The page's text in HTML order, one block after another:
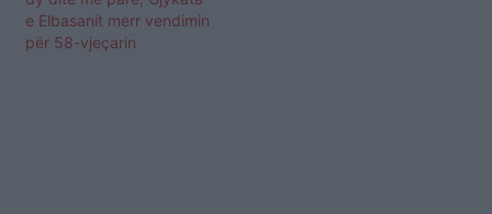
e Elbasanit merr vendimin
për 58-vjeçarin